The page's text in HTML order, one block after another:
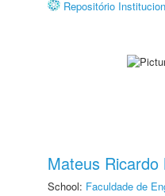
Repositório
Mateus Ricardo
School: Faculdade de